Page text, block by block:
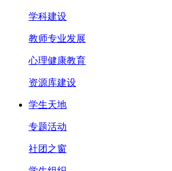
学科建设
教师专业发展
心理健康教育
资源库建设
学生天地
专题活动
社团之窗